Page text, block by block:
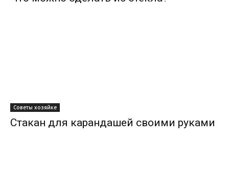
Советы хозяйке
Стакан для карандашей своими руками